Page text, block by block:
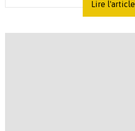
Lire l'article